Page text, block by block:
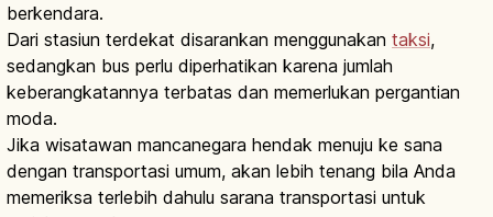
berkendara.
Dari stasiun terdekat disarankan menggunakan taksi,
sedangkan bus perlu diperhatikan karena jumlah
keberangkatannya terbatas dan memerlukan pergantian
moda.
Jika wisatawan mancanegara hendak menuju ke sana
dengan transportasi umum, akan lebih tenang bila Anda
memeriksa terlebih dahulu sarana transportasi untuk